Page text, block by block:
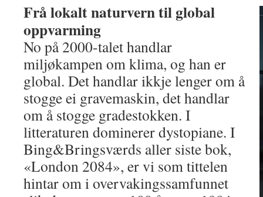
Frå lokalt naturvern til global
oppvarming
No på 2000-talet handlar
miljøkampen om klima, og han er
global. Det handlar ikkje lenger om å
stogge ei gravemaskin, det handlar
om å stogge gradestokken. I
litteraturen dominerer dystopiane. I
Bing&Bringsværds aller siste bok,
«London 2084», er vi som tittelen
hintar om i overvakingssamfunnet